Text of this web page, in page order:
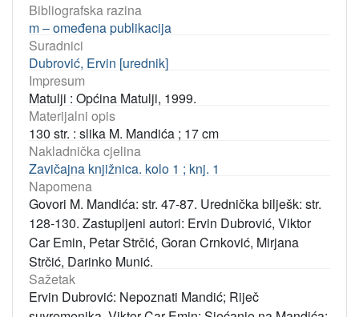
Bibliografska razina
m – omeđena publikacija
Suradnici
Dubrović, Ervin [urednik]
Impresum
Matulji : Općina Matulji, 1999.
Materijalni opis
130 str. : slika M. Mandića ; 17 cm
Nakladnička cjelina
Zavičajna knjižnica. kolo 1 ; knj. 1
Napomena
Govori M. Mandića: str. 47-87. Urednička bilješk: str.
128-130. Zastupljeni autori: Ervin Dubrović, Viktor
Car Emin, Petar Strčić, Goran Crnković, Mirjana
Strčić, Darinko Munić.
Sažetak
Ervin Dubrović: Nepoznati Mandić; Riječ